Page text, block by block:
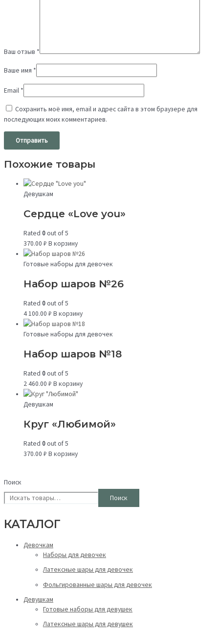
Поиск
Поиск
КАТАЛОГ
Девочкам
Наборы для девочек
Латексные шары для девочек
Фольгированные шары для девочек
Девушкам
Готовые наборы для девушек
Латексные шары для девушек
Ваш отзыв *
Ваше имя *
Email *
Сохранить моё имя, email и адрес сайта в этом браузере для
последующих моих комментариев.
Похожие товары
Девушкам
Сердце «Love you»
Rated 0out of 5
370.00 ₽ В корзину
Готовые наборы для девочек
Набор шаров №26
Rated 0out of 5
4 100.00 ₽ В корзину
Готовые наборы для девочек
Набор шаров №18
Rated 0out of 5
2 460.00 ₽ В корзину
Девушкам
Круг «Любимой»
Rated 0out of 5
370.00 ₽ В корзину